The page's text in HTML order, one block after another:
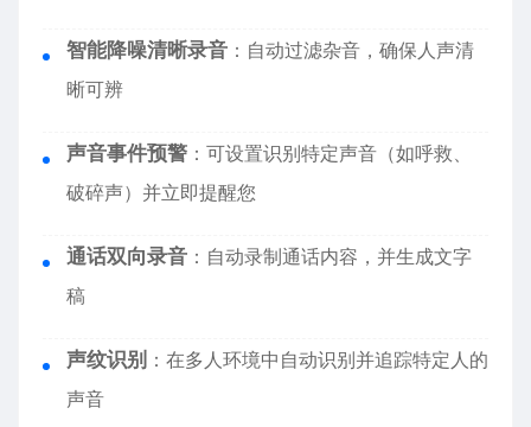
智能降噪清晰录音 ：自动过滤杂音，确保人声清
晰可辨
声音事件预警 ：可设置识别特定声音（如呼救、
破碎声）并立即提醒您
通话双向录音 ：自动录制通话内容，并生成文字
稿
声纹识别 ：在多人环境中自动识别并追踪特定人的
声音